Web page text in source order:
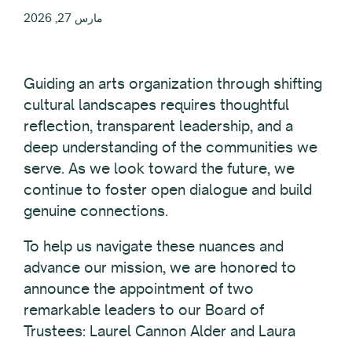
مارس 27, 2026
Guiding an arts organization through shifting
cultural landscapes requires thoughtful
reflection, transparent leadership, and a
deep understanding of the communities we
serve. As we look toward the future, we
continue to foster open dialogue and build
genuine connections.
To help us navigate these nuances and
advance our mission, we are honored to
announce the appointment of two
remarkable leaders to our Board of
Trustees: Laurel Cannon Alder and Laura